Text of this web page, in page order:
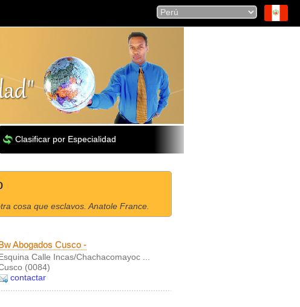
Clasificar por Especialidad
cosa que esclavos. Anatole France.
Abogados Cusco -
Calle Incas/Chachacomayoc ...
(0084)
contactar